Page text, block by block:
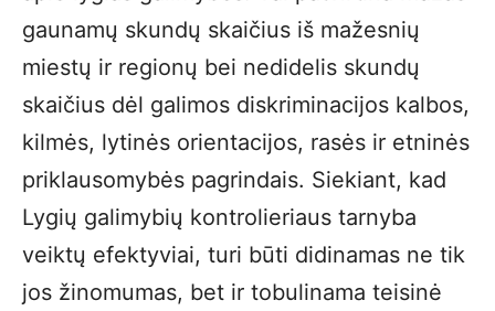
gaunamų skundų skaičius iš mažesnių
miestų ir regionų bei nedidelis skundų
skaičius dėl galimos diskriminacijos kalbos,
kilmės, lytinės orientacijos, rasės ir etninės
priklausomybės pagrindais. Siekiant, kad
Lygių galimybių kontrolieriaus tarnyba
veiktų efektyviai, turi būti didinamas ne tik
jos žinomumas, bet ir tobulinama teisinė